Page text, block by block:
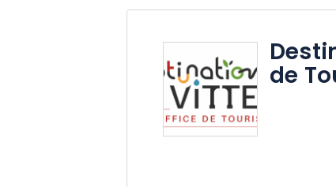
de